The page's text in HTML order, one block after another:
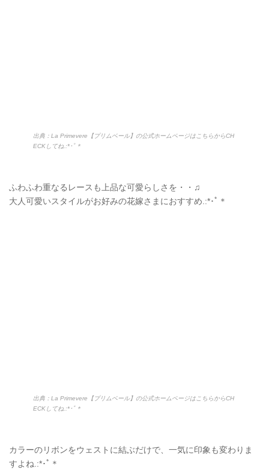
出典：La Primevere【プリムベール】の公式ホームページはこちらからCH
ECKしてね.:*･ﾟ＊
ふわふわ重なるレースも上品な可愛らしさを・・♫
大人可愛いスタイルがお好みの花嫁さまにおすすめ.:*･ﾟ＊
出典：La Primevere【プリムベール】の公式ホームページはこちらからCH
ECKしてね.:*･ﾟ＊
カラーのリボンをウェストに結ぶだけで、一気に印象も変わりま
すよね.:*･ﾟ＊